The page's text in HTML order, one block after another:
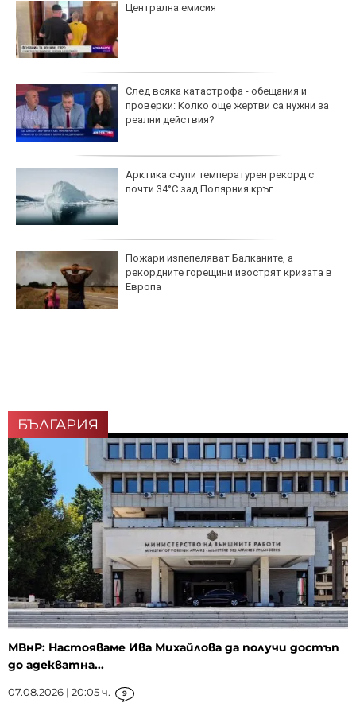
Централна емисия
След всяка катастрофа - обещания и
проверки: Колко още жертви са нужни за
реални действия?
Арктика счупи температурен рекорд с
почти 34°C зад Полярния кръг
Пожари изпепеляват Балканите, а
рекордните горещини изострят кризата в
Европа
БЪЛГАРИЯ
МВнР: Настояваме Ива Михайлова да получи достъп
до адекватна...
07.08.2026 | 20:05 ч. 9